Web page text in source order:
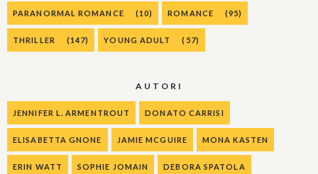
PARANORMAL ROMANCE (10) ROMANCE (95)
THRILLER (147) YOUNG ADULT (57)
AUTORI
JENNIFER L. ARMENTROUT DONATO CARRISI
ELISABETTA GNONE JAMIE MCGUIRE MONA KASTEN
ERIN WATT SOPHIE JOMAIN DEBORA SPATOLA